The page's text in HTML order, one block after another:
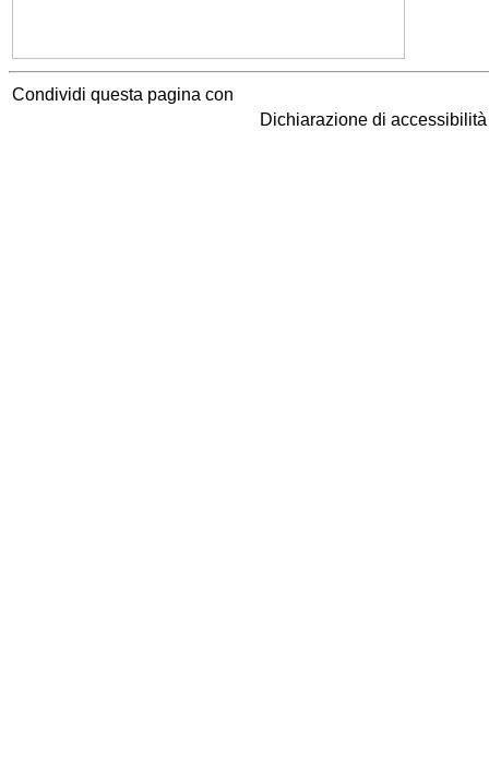
Condividi questa pagina con
Dichiarazione di